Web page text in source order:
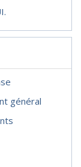
général